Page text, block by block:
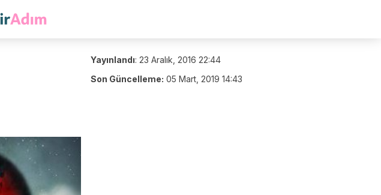
Yayınlandı: 23 Aralık, 2016 22:44
Son Güncelleme: 05 Mart, 2019 14:43